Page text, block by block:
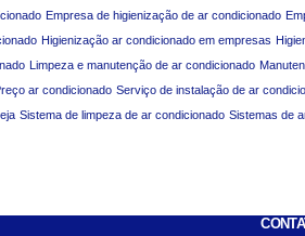
Empresa de higienização de ar condicionado
Higienização ar condicionado em empresas
Limpeza e manutenção de ar condicionado
ar condicionado Serviço de instalação de ar
Sistema de limpeza de ar condicionado Sistemas de